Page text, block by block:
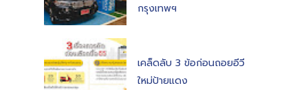
กรุงเทพฯ
เคล็ดลับ 3 ข้อก่อนถอยอีวี
ใหม่ป้ายแดง